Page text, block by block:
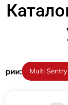
Multi Sentry